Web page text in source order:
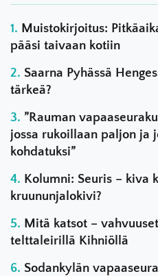
Muistokirjoitus:
pääsi taivaan kotiin
Saarna Pyhässä
tärkeä?
”Rauman
jossa rukoillaan paljon ja
kohdatuksi”
Kolumni: Seuris – kiva
kruununjalokivi?
Mitä katsot –
telttaleirillä Kihniöllä
Sodankylän